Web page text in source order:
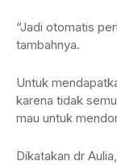
“Jadi otomatis
tambahnya.
Untuk
karena tidak
mau untuk
Dikatakan dr